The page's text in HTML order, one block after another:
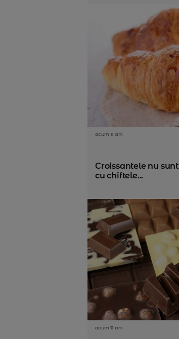
acum 11 ani
Croissantele nu
cu chiftele...
acum 11 ani